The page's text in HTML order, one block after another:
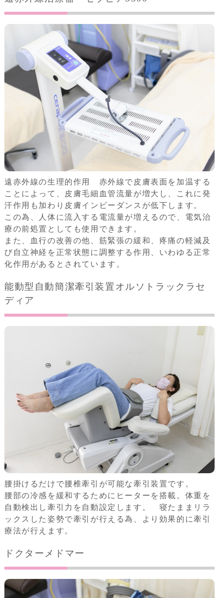
遠赤外線の生理的作用 赤外線で皮膚表面を加温する
ことによって、皮膚毛細血管流量が増大し、これに発
汗作用も加わり皮膚インビーダンスが低下します。
この為、人体に流入する電流量が増えるので、電気治
療の前処置としても使用できます。
また、血行の改善の他、筋緊張の緩和、疼痛の軽減及
び自立神経を正常状態に調整する作用、いわゆる正常
化作用があるとされています。
能動型自動簡潔牽引装置オルソトラックラセ
ディア
腰掛けるだけで腰椎牽引が可能な牽引装置です。
腰部の冷感を緩和するためにヒーターを搭載。体重を
自動検出し牽引力を自動設定します。 寝たままリラ
ックスした姿勢で牽引が行える為、より効果的に牽引
療法が行えます。
ドクターメドマー